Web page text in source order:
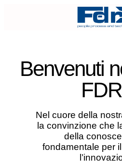
Benvenuti
Nel cuore della
la convinzione che
della
fondamentale per